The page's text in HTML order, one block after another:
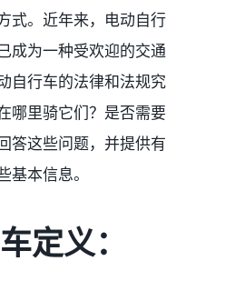
式。近年来，电动自行
成为一种受欢迎的交通
自行车的法律和法规究
哪里骑它们？是否需要
答这些问题，并提供有
基本信息。
定义：